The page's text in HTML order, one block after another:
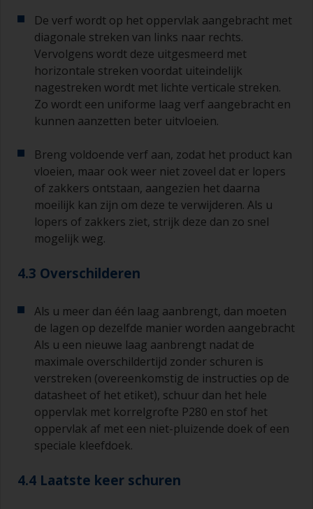
overschrijdt.
Als er bij een van de lagen die u aanbrengt
lopers of zakkers ontstaat (of als de lagen vuil
blijken te bevatten), moeten deze weggeschuurd
worden met schuurpapier korrelgrofte P120-220.
Begin met schuurpapier korrelgrofte P220 en als
dit steeds verstopt raakt, ga dan over op papier
schuurpapier gebruikt, dan loopt u het risico dat
u te veel product verwijdert en/of te ver
doorschuurt en de ondergrond bloot komt te
liggen.
De verf wordt op het oppervlak aangebracht met
diagonale streken van links naar rechts.
Vervolgens wordt deze uitgesmeerd met
horizontale streken voordat uiteindelijk
nagestreken wordt met lichte verticale streken.
Zo wordt een uniforme laag verf aangebracht en
kunnen aanzetten beter uitvloeien.
Breng voldoende verf aan, zodat het product kan
vloeien, maar ook weer niet zoveel dat er lopers
of zakkers ontstaan, aangezien het daarna
moeilijk kan zijn om deze te verwijderen. Als u
lopers of zakkers ziet, strijk deze dan zo snel
mogelijk weg.
4.3 Overschilderen
Als u meer dan één laag aanbrengt, dan moeten
de lagen op dezelfde manier worden aangebracht
Als u een nieuwe laag aanbrengt nadat de
maximale overschildertijd zonder schuren is
verstreken (overeenkomstig de instructies op de
datasheet of het etiket), schuur dan het hele
oppervlak met korrelgrofte P280 en stof het
oppervlak af met een niet-pluizende doek of een
speciale kleefdoek.
4.4 Laatste keer schuren